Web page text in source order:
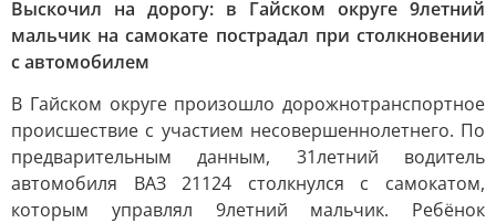
Выскочил на дорогу: в Гайском округе 9летний
мальчик на самокате пострадал при столкновении
с автомобилем
В Гайском округе произошло дорожнотранспортное
происшествие с участием несовершеннолетнего. По
предварительным данным, 31летний водитель
автомобиля ВАЗ 21124 столкнулся с самокатом,
которым управлял 9летний мальчик. Ребёнок